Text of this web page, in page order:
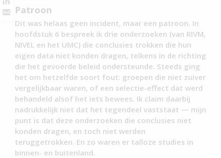
Patroon
Dit was helaas geen incident, maar een patroon. In
hoofdstuk 6 bespreek ik drie onderzoeken (van RIVM,
NIVEL en het UMC) die conclusies trokken die hun
eigen data niet konden dragen, telkens in de richting
die het gevoerde beleid ondersteunde. Steeds ging
het om hetzelfde soort fout: groepen die niet zuiver
vergelijkbaar waren, of een selectie-effect dat werd
behandeld alsof het iets bewees. Ik claim daarbij
nadrukkelijk niet dat het tegendeel vaststaat — mijn
punt is dat deze onderzoeken die conclusies niet
konden dragen, en toch niet werden
teruggetrokken. En zo waren er talloze studies in
binnen- en buitenland.